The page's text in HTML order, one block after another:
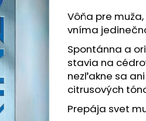
Vôňa pre
vníma
Spontánna a
stavia na
nezľakne sa
citrusových
Prepája svet